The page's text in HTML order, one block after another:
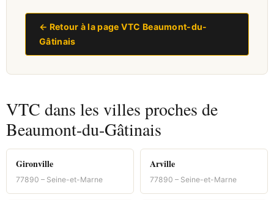
← Retour à la page VTC Beaumont-du-
Gâtinais
VTC dans les villes proches de
Beaumont-du-Gâtinais
Gironville
77890 – Seine-et-Marne
Arville
77890 – Seine-et-Marne